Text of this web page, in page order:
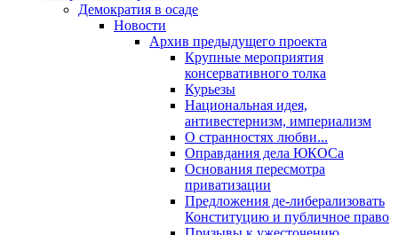
Демократия в осаде
Новости
Архив предыдущего проекта
Крупные мероприятия
консервативного толка
Курьезы
Национальная идея,
антивестернизм, империализм
О странностях любви...
Оправдания дела ЮКОСа
Основания пересмотра
приватизации
Предложения де-либерализовать
Конституцию и публичное право